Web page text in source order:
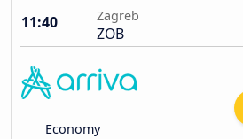
11:40
Zagreb
ZOB
Economy